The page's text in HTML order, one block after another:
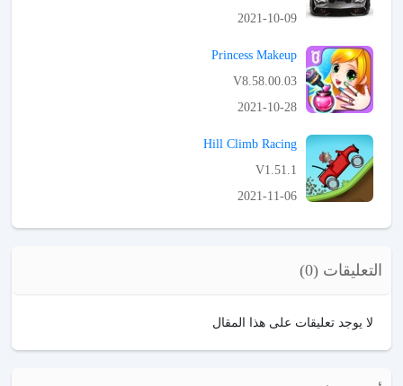
2021-10-09
Princess Makeup
V8.58.00.03
2021-10-28
Hill Climb Racing
V1.51.1
2021-11-06
التعليقات (0)
لا يوجد تعليقات على هذا المقال